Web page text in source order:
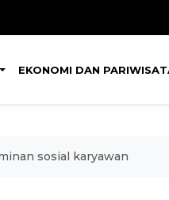
EKONOMI DAN
sosial karyawan